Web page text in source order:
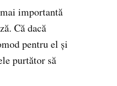
importantă
Că dacă
pentru el și
purtător să